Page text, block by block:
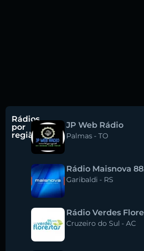
Rádios
por
região
JP Web Rádio
Palmas - TO
Rádio Maisnova
Garibaldi - RS
Rádio Verdes
Cruzeiro do Sul - AC